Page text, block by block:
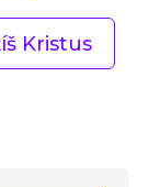
Kristus